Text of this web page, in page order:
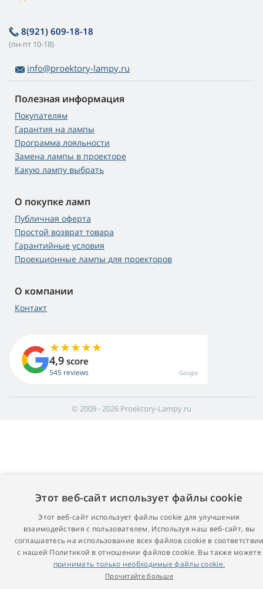
8(921) 609-18-18
(пн-пт 10-18)
info@proektory-lampy.ru
Полезная информация
Покупателям
Гарантия на лампы
Программа лояльности
Замена лампы в проекторе
Какую лампу выбрать
О покупке ламп
Публичная оферта
Простой возврат товара
Гарантийные условия
Проекционные лампы для проекторов
О компании
Контакт
4,9 score
545 reviews Google
© 2009 - 2026 Proektory-Lampy.ru
Этот веб-сайт использует файлы cookie
Этот веб-сайт использует файлы cookie для улучшения
взаимодействия с пользователем. Используя наш веб-сайт, вы
соглашаетесь на использование всех файлов cookie в
с нашей Политикой в ​​отношении файлов cookie. Вы также можете
принимать только необходимые файлы cookie.
Прочитайте больше